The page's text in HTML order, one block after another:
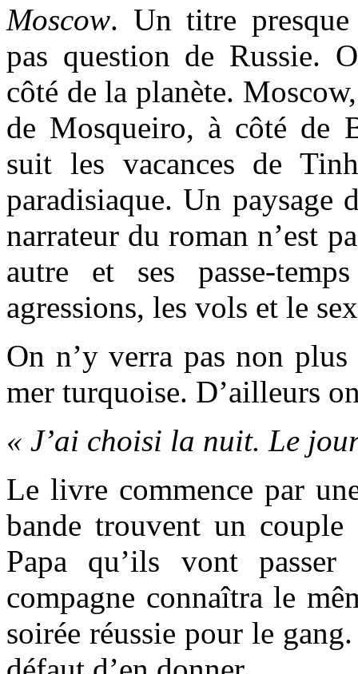
Moscow. Un titre
pas question de Russie.
côté de la planète.
de Mosqueiro, à côté de
suit les vacances de
paradisiaque. Un paysage
narrateur du roman n’est
autre et ses passe-
agressions, les vols et le
On n’y verra pas non
mer turquoise. D’ailleurs
« J’ai choisi la nuit. Le
Le livre commence par
bande trouvent un
Papa qu’ils vont
compagne connaîtra le
soirée réussie pour le